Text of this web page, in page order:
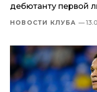
дебютанту первой
НОВОСТИ КЛУБА —